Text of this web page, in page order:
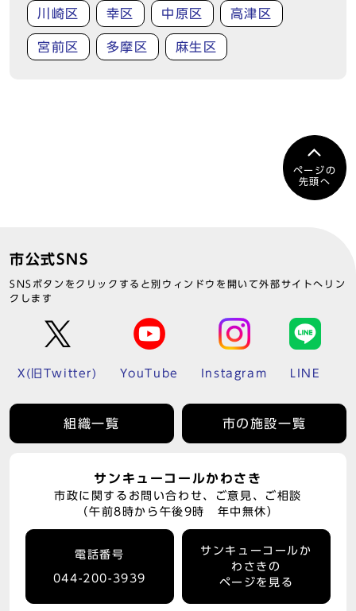
川崎区 幸区 中原区 高津区
宮前区 多摩区 麻生区
ページの
先頭へ
市公式SNS
SNSボタンをクリックすると別ウィンドウを開いて外部サイトへリン
クします
X(旧Twitter) YouTube Instagram LINE
組織一覧 市の施設一覧
サンキューコールかわさき
市政に関するお問い合わせ、ご意見、ご相談
（午前8時から午後9時 年中無休）
電話番号
044-200-3939
サンキューコールか
わさきの
ページを見る